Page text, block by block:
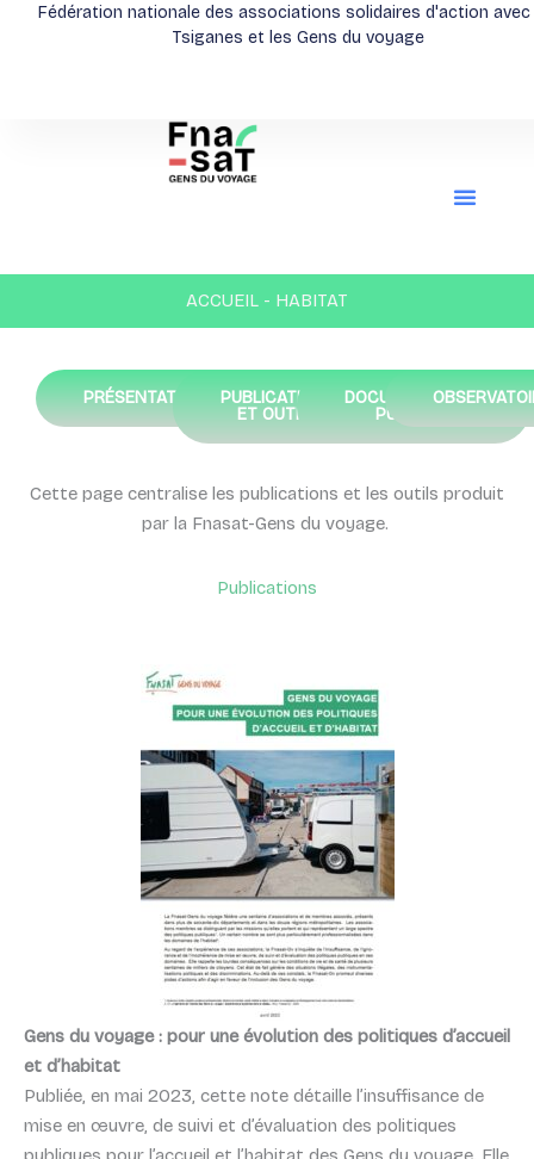
Fédération nationale des associations solidaires d'action avec
Tsiganes et les Gens du voyage
ACCUEIL - HABITAT
PRÉSENTATION
PUBLICATIONS
ET OUTILS
DOCUMENTATION
PUBLIQUE
Cette page centralise les publications et les outils produit
par la Fnasat-Gens du voyage.
Publications
Gens du voyage : pour une évolution des politiques d’accueil
et d’habitat
Publiée, en mai 2023, cette note détaille l’insuffisance de
mise en œuvre, de suivi et d’évaluation des politiques